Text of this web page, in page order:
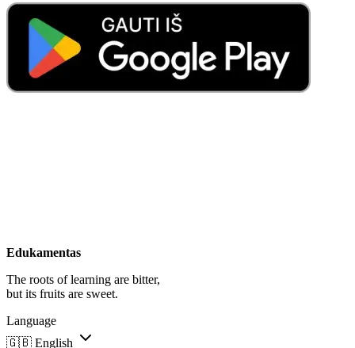
Edukamentas
The roots of learning are bitter,
but its fruits are sweet.
Language
🇬🇧 English